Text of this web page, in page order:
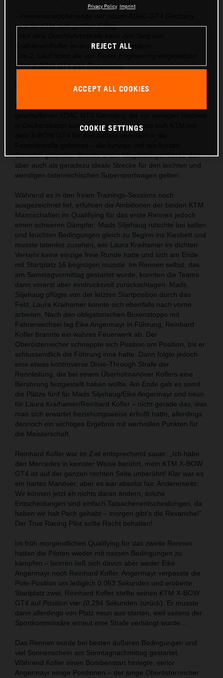
wird für KTM zum großen Erfolg
Kraihamer/Kofler im ersten Lauf verhindern
KTM X-BOW GT4 den Doppelsieg
Auftakt auch die Gesamtwertung an
in Oschersleben ausgetragen wurden, hatte sich KTM mit
Geraden gespickte Strecke in der Magdeburger Börde darf
aber auch als geradezu ideale Strecke für den leichten und
wendigen österreichischen Supersportwagen gelten.
Während es in den freien Trainings-Sessions noch
ausgezeichnet lief, erfuhren die Ambitionen der beiden KTM
Mannschaften im Qualifiying für das erste Rennen jedoch
einen schweren Dämpfer: Mads Siljehaug rutschte bei kalten
und feuchten Bedingungen gleich zu Beginn ins Kiesbett und
musste tatenlos zusehen, wie Laura Kraihamer im dichten
Verkehr keine einzige freie Runde hatte und sich am Ende
mit Startplatz 16 begnügen musste. Im Rennen selbst, das
am Samstagvormittag gestartet wurde, konnten die Teams
dann vorerst aber eindrucksvoll zurückschlagen. Mads
Siljehaug pflügte von der letzten Startposition durch das
Feld, Laura Kraihamer konnte sich ebenfalls nach vorne
arbeiten. Nach den obligatorischen Boxenstopps mit
Fahrerwechsel lag Eike Angermayr in Führung, Reinhard
Kofler brannte ein wahres Feuerwerk ab. Der
Oberösterreicher schnappte sich Position um Position, bis er
schlussendlich die Führung inne hatte. Dann folgte jedoch
eine etwas kontroverse Drive-Through Strafe der
Rennleitung, die bei einem Überholmanöver Koflers eine
Berührung festgestellt haben wollte. Am Ende gab es somit
die Plätze fünf für Mads Siljehaug/Eike Angermayr und neun
für Laura Kraihamer/Reinhard Kofler – nicht gerade das, was
man sich erwartet beziehungsweise erhofft hatte, allerdings
dennoch ein wichtiges Ergebnis mit wertvollen Punkten für
die Meisterschaft.
Reinhard Kofler war im Ziel entsprechend sauer: „Ich habe
den Mercedes in keinster Weise berührt, mein KTM X-BOW
GT4 ist auf der ganzen rechten Seite unberührt! Klar war es
ein hartes Manöver, aber es war absolut fair. Andererseits:
Wir können jetzt eh nichts daran ändern, solche
Entscheidungen sind einfach Tatsachenentscheidungen, da
haben wir halt Pech gehabt – morgen gibt’s die Revanche!“
Der True Racing Pilot sollte Recht behalten!
Im früh morgendlichen Qualifying für das zweite Rennen
hatten die Piloten wieder mit nassen Bedingungen zu
kämpfen – beirren ließ sich davon aber weder Eike
Angermayr noch Reinhard Kofler. Angermayr verpasste die
Pole-Position um lediglich 0,063 Sekunden und eroberte
Startplatz zwei, Reinhard Kofler stellte seinen KTM X-BOW
GT4 auf Position vier (0,294 Sekunden zurück). Er musste
dann allerdings von Platz neun aus starten, weil seitens der
Sportkommissäre erneut eine Strafe verhängt wurde…
Das Rennen wurde bei besten äußeren Bedingungen und
viel Sonnenschein am Sonntagnachmittag gestartet.
Während Kofler einen Bombenstart hinlegte, verlor
Angermayr einige Positionen – der junge Oberösterreicher
Privacy Policy Imprint
REJECT ALL
ACCEPT ALL COOKIES
COOKIE SETTINGS